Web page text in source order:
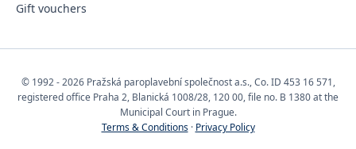
Gift vouchers
© 1992 - 2026 Pražská paroplavební společnost a.s., Co. ID 453 16 571,
registered office Praha 2, Blanická 1008/28, 120 00, file no. B 1380 at the
Municipal Court in Prague.
Terms & Conditions· Privacy Policy